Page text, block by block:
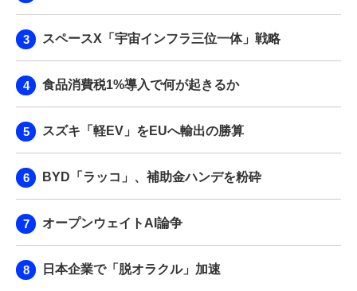
スペースX「宇宙インフラ三位一体」戦略
食品消費税1%導入で何が起きるか
スズキ「軽EV」をEUへ輸出の勝算
BYD「ラッコ」、補助金ハンデを粉砕
オープンウェイトAI論争
日本企業で「脱オラクル」加速